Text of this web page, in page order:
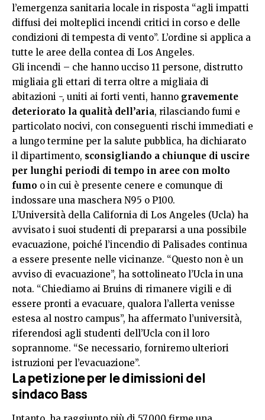
l’emergenza sanitaria locale in risposta “agli impatti
diffusi dei molteplici incendi critici in corso e delle
condizioni di tempesta di vento”. L’ordine si applica a
tutte le aree della contea di Los Angeles.
Gli incendi – che hanno ucciso 11 persone, distrutto
migliaia gli ettari di terra oltre a migliaia di
abitazioni -, uniti ai forti venti, hanno gravemente
deteriorato la qualità dell’aria, rilasciando fumi e
particolato nocivi, con conseguenti rischi immediati e
a lungo termine per la salute pubblica, ha dichiarato
il dipartimento, sconsigliando a chiunque di uscire
per lunghi periodi di tempo in aree con molto
fumo o in cui è presente cenere e comunque di
indossare una maschera N95 o P100.
L’Università della California di Los Angeles (Ucla) ha
avvisato i suoi studenti di prepararsi a una possibile
evacuazione, poiché l’incendio di Palisades continua
a essere presente nelle vicinanze. “Questo non è un
avviso di evacuazione”, ha sottolineato l’Ucla in una
nota. “Chiediamo ai Bruins di rimanere vigili e di
essere pronti a evacuare, qualora l’allerta venisse
estesa al nostro campus”, ha affermato l’università,
riferendosi agli studenti dell’Ucla con il loro
soprannome. “Se necessario, forniremo ulteriori
istruzioni per l’evacuazione”.
La petizione per le dimissioni del
sindaco Bass